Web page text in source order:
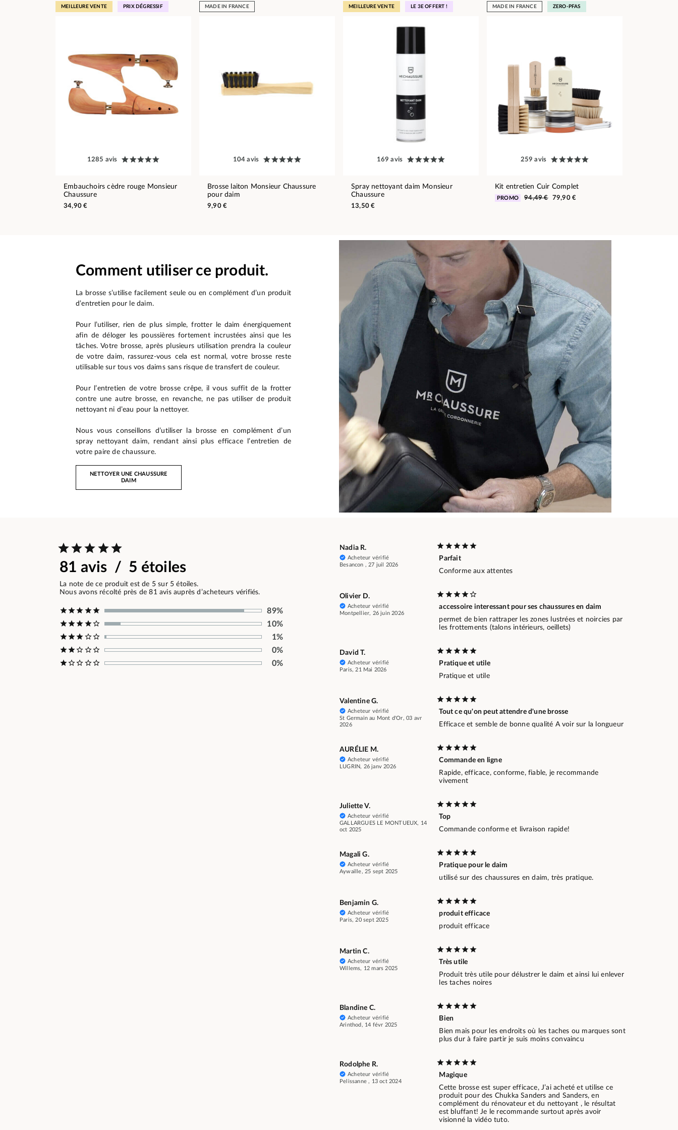
MEILLEURE VENTE PRIX DÉGRESSIF
1285 avis
Embauchoirs cèdre rouge Monsieur
Chaussure
34,90 €
MADE IN FRANCE
104 avis
Brosse laiton Monsieur Chaussure
pour daim
9,90 €
MEILLEURE VENTE LE 3E OFFERT !
169 avis
Spray nettoyant daim Monsieur
Chaussure
13,50 €
MADE IN FRANCE ZERO-PFAS
259 avis
Kit entretien Cuir Complet
PROMO 94,49 € 79,90 €
Comment utiliser ce produit.
La brosse s’utilise facilement seule ou en complément d’un produit
d’entretien pour le daim.
Pour l’utiliser, rien de plus simple, frotter le daim énergiquement
afin de déloger les poussières fortement incrustées ainsi que les
tâches. Votre brosse, après plusieurs utilisation prendra la couleur
de votre daim, rassurez-vous cela est normal, votre brosse reste
utilisable sur tous vos daims sans risque de transfert de couleur.
Pour l’entretien de votre brosse crêpe, il vous suffit de la frotter
contre une autre brosse, en revanche, ne pas utiliser de produit
nettoyant ni d’eau pour la nettoyer.
Nous vous conseillons d’utiliser la brosse en complément d’un
spray nettoyant daim, rendant ainsi plus efficace l’entretien de
votre paire de chaussure.
NETTOYER UNE CHAUSSURE
DAIM
81 avis / 5 étoiles
La note de ce produit est de 5 sur 5 étoiles.
Nous avons récolté près de 81 avis auprès d’acheteurs vérifiés.
89%
10%
1%
0%
0%
Nadia R.
Acheteur vérifié
Besancon , 27 juil 2026
Parfait
Conforme aux attentes
Olivier D.
Acheteur vérifié
Montpellier, 26 juin 2026
accessoire interessant pour ses chaussures en daim
permet de bien rattraper les zones lustrées et noircies par
les frottements (talons intérieurs, oeillets)
David T.
Acheteur vérifié
Paris, 21 Mai 2026
Pratique et utile
Pratique et utile
Valentine G.
Acheteur vérifié
St Germain au Mont d'Or, 03 avr
2026
Tout ce qu'on peut attendre d'une brosse
Efficace et semble de bonne qualité A voir sur la longueur
AURÉLIE M.
Acheteur vérifié
LUGRIN, 26 janv 2026
Commande en ligne
Rapide, efficace, conforme, fiable, je recommande
vivement
Juliette V.
Acheteur vérifié
GALLARGUES LE MONTUEUX, 14
oct 2025
Top
Commande conforme et livraison rapide!
Magali G.
Acheteur vérifié
Aywaille, 25 sept 2025
Pratique pour le daim
utilisé sur des chaussures en daim, très pratique.
Benjamin G.
Acheteur vérifié
Paris, 20 sept 2025
produit efficace
produit efficace
Martin C.
Acheteur vérifié
Willems, 12 mars 2025
Très utile
Produit très utile pour délustrer le daim et ainsi lui enlever
les taches noires
Blandine C.
Acheteur vérifié
Arinthod, 14 févr 2025
Bien
Bien mais pour les endroits où les taches ou marques sont
plus dur à faire partir je suis moins convaincu
Rodolphe R.
Acheteur vérifié
Pelissanne , 13 oct 2024
Magique
Cette brosse est super efficace, J’ai acheté et utilise ce
produit pour des Chukka Sanders and Sanders, en
complément du rénovateur et du nettoyant , le résultat
est bluffant! Je le recommande surtout après avoir
visionné la vidéo tuto.